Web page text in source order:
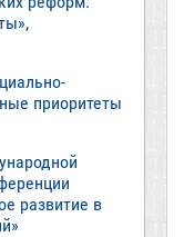
приоритеты
развитие в